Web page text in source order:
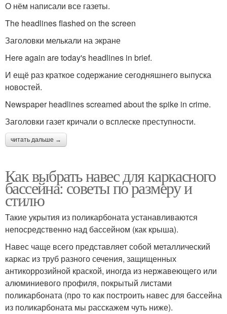
О нём написали все газеты.
The headlines flashed on the screen
Заголовки мелькали на экране
Here again are today's headlines in brief.
И ещё раз краткое содержание сегодняшнего выпуска
новостей.
Newspaper headlines screamed about the spike in crime.
Заголовки газет кричали о всплеске преступности.
читать дальше →
Как выбрать навес для каркасного
бассейна: советы по размеру и
стилю
Такие укрытия из поликарбоната устанавливаются
непосредственно над бассейном (как крыша).
Навес чаще всего представляет собой металлический
каркас из труб разного сечения, защищенных
антикоррозийной краской, иногда из нержавеющего или
алюминиевого профиля, покрытый листами
поликарбоната (про то как построить навес для бассейна
из поликарбоната мы расскажем чуть ниже).